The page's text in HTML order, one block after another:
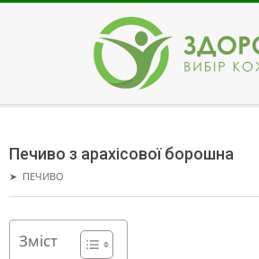
ЗДОРОВ'Я
Menu
Печиво з арахісової борошна
➤ ПЕЧИВО
Зміст